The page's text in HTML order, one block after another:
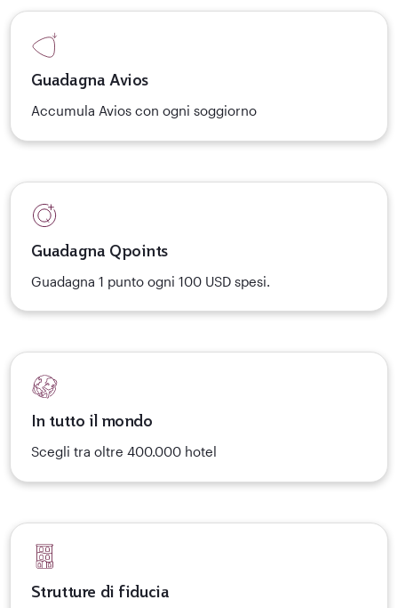
Guadagna Avios
Accumula Avios con ogni soggiorno
Guadagna Qpoints
Guadagna 1 punto ogni 100 USD spesi.
In tutto il mondo
Scegli tra oltre 400.000 hotel
Strutture di fiducia